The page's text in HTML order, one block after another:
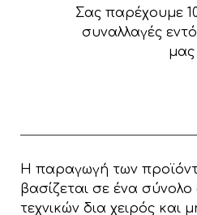
Σας παρέχουμε
συναλλαγές
μας
Η παραγωγή των
βασίζεται σε ένα
τεχνικών δια χειρός και